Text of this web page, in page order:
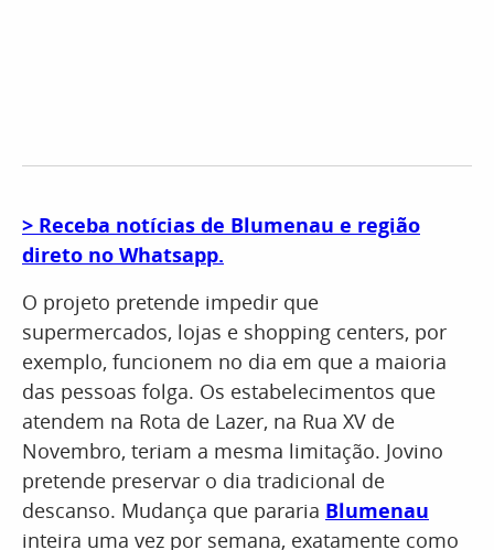
​> Receba notícias de Blumenau e região
direto no Whatsapp.
O projeto pretende impedir que
supermercados, lojas e shopping centers, por
exemplo, funcionem no dia em que a maioria
das pessoas folga. Os estabelecimentos que
atendem na Rota de Lazer, na Rua XV de
Novembro, teriam a mesma limitação. Jovino
pretende preservar o dia tradicional de
descanso. Mudança que pararia Blumenau
inteira uma vez por semana, exatamente como